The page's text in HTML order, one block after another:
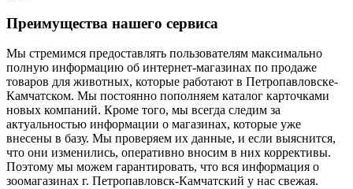
Преимущества нашего сервиса
Мы стремимся предоставлять пользователям максимально
полную информацию об интернет-магазинах по продаже
товаров для животных, которые работают в Петропавловске-
Камчатском. Мы постоянно пополняем каталог карточками
новых компаний. Кроме того, мы всегда следим за
актуальностью информации о магазинах, которые уже
внесены в базу. Мы проверяем их данные, и если выяснится,
что они изменились, оперативно вносим в них коррективы.
Поэтому мы можем гарантировать, что вся информация о
зоомагазинах г. Петропавловск-Камчатский у нас свежая.